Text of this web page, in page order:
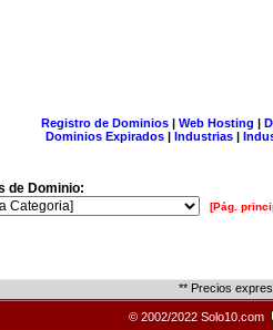
Registro de Dominios| Web Hosting |
Dominios Expirados | Industrias |
de Dominio:
[Pág.
** Precios
© 2002/2022 Solo10.com